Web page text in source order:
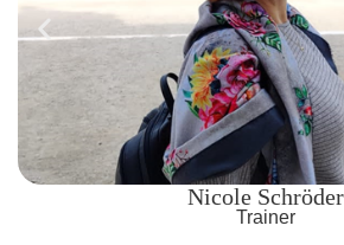
Ikbel Ben Amor
Trainer